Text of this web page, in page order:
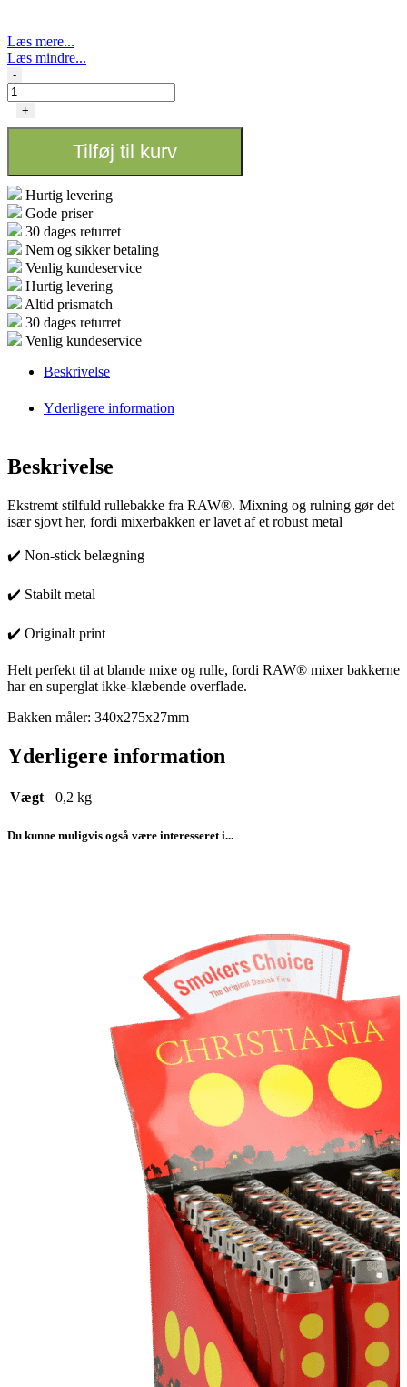
Læs mere...
Læs mindre...
RAW'
tray
Large
-
+
Tilføj til kurv
Hurtig levering
Gode priser
30 dages returret
Nem og sikker betaling
Venlig kundeservice
Hurtig levering
Altid prismatch
30 dages returret
Venlig kundeservice
Beskrivelse
Yderligere information
Beskrivelse
Ekstremt stilfuld rullebakke fra RAW®. Mixning og rulning gør det
især sjovt her, fordi mixerbakken er lavet af et robust metal
✔️️ Non-stick belægning
✔️️ Stabilt metal
✔️️ Originalt print
Helt perfekt til at blande mixe og rulle, fordi RAW® mixer bakkerne
har en superglat ikke-klæbende overflade.
Bakken måler: 340x275x27mm
Yderligere information
Vægt 0,2 kg
Du kunne muligvis også være interesseret i...